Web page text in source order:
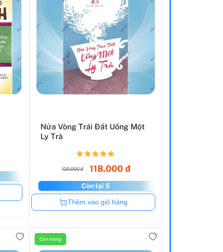
Nửa Vòng Trái Đất Uống Một
Ly Trà
120.000 đ 118.000 đ
Còn lại 5
Còn hàng
Thêm vào giỏ hàng
Còn hàng